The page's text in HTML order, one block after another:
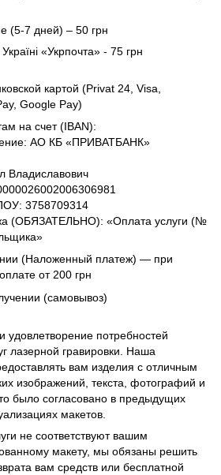
(5-7 дней) – 50 грн
«Укрпочта» - 75 грн
картой (Privat 24, Visa,
Google Pay)
на счет (IBAN):
АО КБ «ПРИВАТБАНК»
Владиславович
3758709314
(ОБЯЗАТЕЛЬНО): «Оплата услуги (№
(Наложенный платеж) — при
от 200 грн
(самовывоз)
удовлетворение потребностей
лазерной гравировки. Наша
вам изделия с отличным
изображений, текста, фотографий и
было согласовано в предыдущих
макетов.
не соответствуют вашим
макету, мы обязаны решить
вам средств или бесплатной